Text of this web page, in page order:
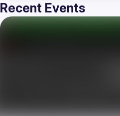
Recent Events